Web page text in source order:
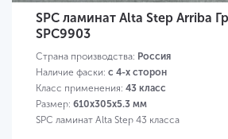
SPC ламинат Alta Step Arriba
SPC9903
Страна производства: Россия
Наличие фаски: с 4-х сторон
Класс применения: 43 класс
Размер: 610х305х5.3 мм
SPC ламинат Alta Step 43 класса